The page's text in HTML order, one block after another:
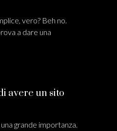
vero? Beh no.
a dare una
avere un sito
grande importanza.